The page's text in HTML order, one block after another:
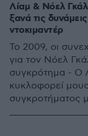
Λίαμ & Νόελ
ξανά τις
ντοκιμαντέρ
Το 2009, οι
για τον Νόελ
συγκρότημα - Ο
κυκλοφορεί
συγκροτήματος